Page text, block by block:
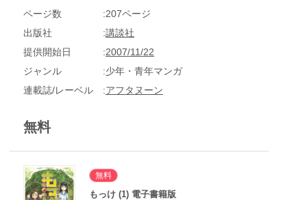
エンラ」ほか、全６作。
ページ数
207ページ
出版社
講談社
提供開始日
2007/11/22
ジャンル
少年・青年マンガ
連載誌/レーベル
アフタヌーン
無料
無料
もっけ (1) 電子書籍版